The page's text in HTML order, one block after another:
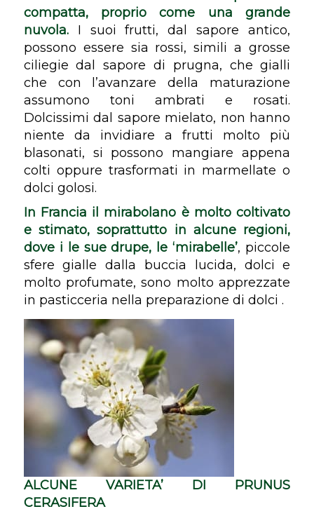
compatta, proprio come una grande
nuvola.I suoi frutti, dal sapore antico,
possono essere sia rossi, simili a grosse
ciliegie dal sapore di prugna, che gialli
che con l’avanzare della maturazione
assumono toni ambrati e rosati.
Dolcissimi dal sapore mielato, non hanno
niente da invidiare a frutti molto più
blasonati, si possono mangiare appena
colti oppure trasformati in marmellate o
dolci golosi.
In Francia il mirabolano è molto coltivato
e stimato, soprattutto in alcune regioni,
dove i le sue drupe, le ‘mirabelle’, piccole
sfere gialle dalla buccia lucida, dolci e
molto profumate, sono molto apprezzate
in pasticceria nella preparazione di dolci .
ALCUNE VARIETA’ DI PRUNUS
CERASIFERA